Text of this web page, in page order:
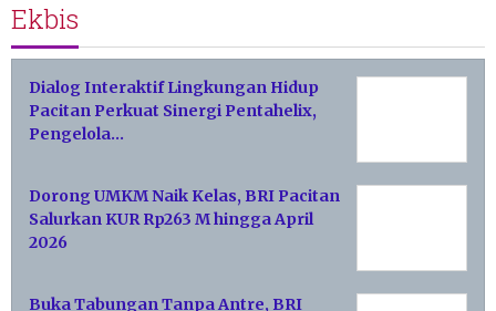
Ekbis
Dialog Interaktif Lingkungan Hidup
Pacitan Perkuat Sinergi Pentahelix,
Pengelola…
Dorong UMKM Naik Kelas, BRI Pacitan
Salurkan KUR Rp263 M hingga April
2026
Buka Tabungan Tanpa Antre, BRI